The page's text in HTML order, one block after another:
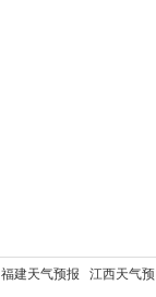
福建天气预报
江西天气预